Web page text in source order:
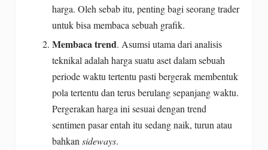
harga. Oleh sebab itu, penting bagi seorang trader
untuk bisa membaca sebuah grafik.
Membaca trend. Asumsi utama dari analisis
teknikal adalah harga suatu aset dalam sebuah
periode waktu tertentu pasti bergerak membentuk
pola tertentu dan terus berulang sepanjang waktu.
Pergerakan harga ini sesuai dengan trend
sentimen pasar entah itu sedang naik, turun atau
bahkan sideways.